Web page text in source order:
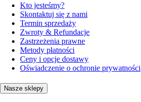
Kto jesteśmy?
Skontaktuj się z nami
Termin sprzedaży
Zwroty & Refundacje
Zastrzeżenia prawne
Metody płatności
Ceny i opcje dostawy
Oświadczenie o ochronie prywatności
Nasze sklepy